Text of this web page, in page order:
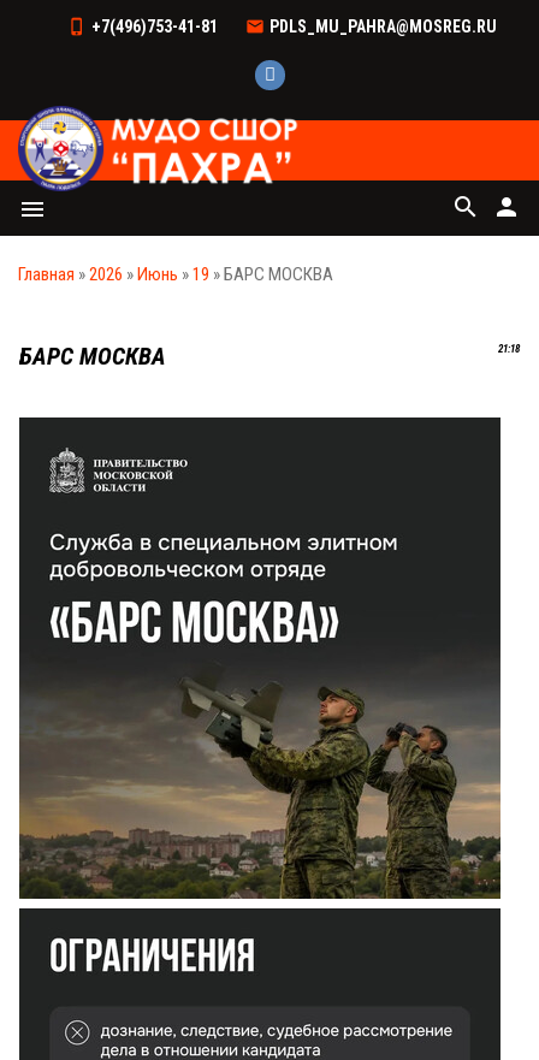
+7(496)753-41-81 PDLS_MU_PAHRA@MOSREG.RU
menu person
search
Главная »2026 »Июнь »19 » БАРС МОСКВА
21:18
БАРС МОСКВА